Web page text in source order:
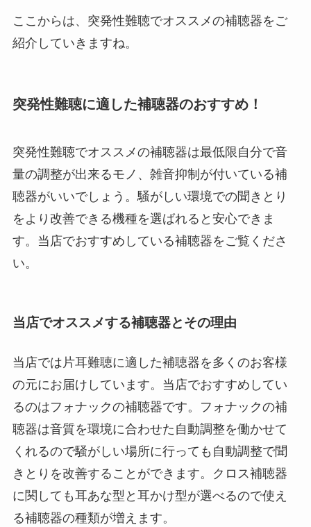
ここからは、突発性難聴でオススメの補聴器をご
紹介していきますね。
突発性難聴に適した補聴器のおすすめ！
突発性難聴でオススメの補聴器は最低限自分で音
量の調整が出来るモノ、雑音抑制が付いている補
聴器がいいでしょう。騒がしい環境での聞きとり
をより改善できる機種を選ばれると安心できま
す。当店でおすすめしている補聴器をご覧くださ
い。
当店でオススメする補聴器とその理由
当店では片耳難聴に適した補聴器を多くのお客様
の元にお届けしています。当店でおすすめしてい
るのはフォナックの補聴器です。フォナックの補
聴器は音質を環境に合わせた自動調整を働かせて
くれるので騒がしい場所に行っても自動調整で聞
きとりを改善することができます。クロス補聴器
に関しても耳あな型と耳かけ型が選べるので使え
る補聴器の種類が増えます。